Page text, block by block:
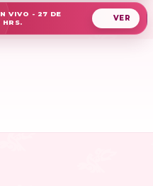
VIVO - 27 DE
HRS.